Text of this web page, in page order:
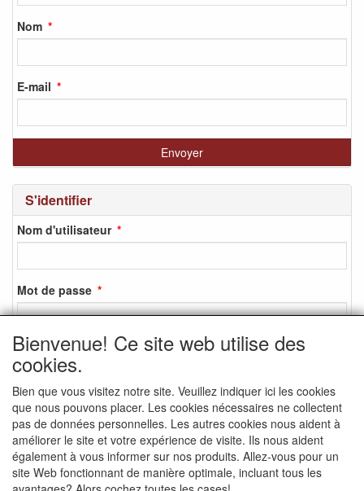
Nom
E-mail
S'identifier
Nom d'utilisateur
Mot de passe
S'inscrire
Mot de passe oublié ?
Bienvenue! Ce site web utilise des
cookies.
Bien que vous visitez notre site. Veuillez indiquer ici les cookies
que nous pouvons placer. Les cookies nécessaires ne collectent
pas de données personnelles. Les autres cookies nous aident à
améliorer le site et votre expérience de visite. Ils nous aident
également à vous informer sur nos produits. Allez-vous pour un
site Web fonctionnant de manière optimale, incluant tous les